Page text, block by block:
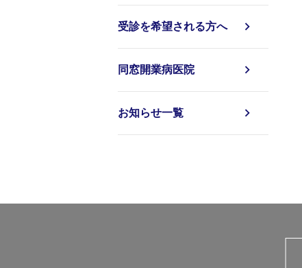
受診を希望される方へ
同窓開業病医院
お知らせ一覧